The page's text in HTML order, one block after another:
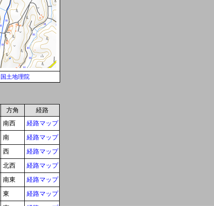
国土地理院
方角
経路
南西
経路マップ
南
経路マップ
西
経路マップ
北西
経路マップ
南東
経路マップ
東
経路マップ